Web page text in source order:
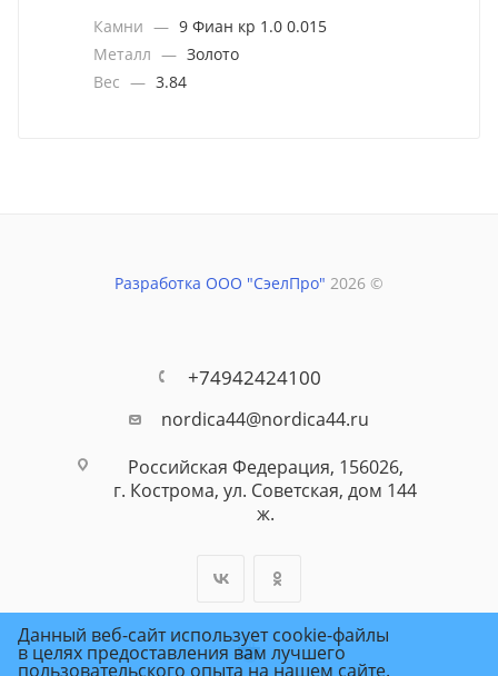
Камни — 9 Фиан кр 1.0 0.015
Металл — Золото
Вес — 3.84
Разработка ООО "СэелПро" 2026 ©
+74942424100
nordica44@nordica44.ru
Российская Федерация, 156026,
г. Кострома, ул. Советская, дом 144
ж.
Данный веб-сайт использует cookie-файлы
в целях предоставления вам лучшего
пользовательского опыта на нашем сайте.